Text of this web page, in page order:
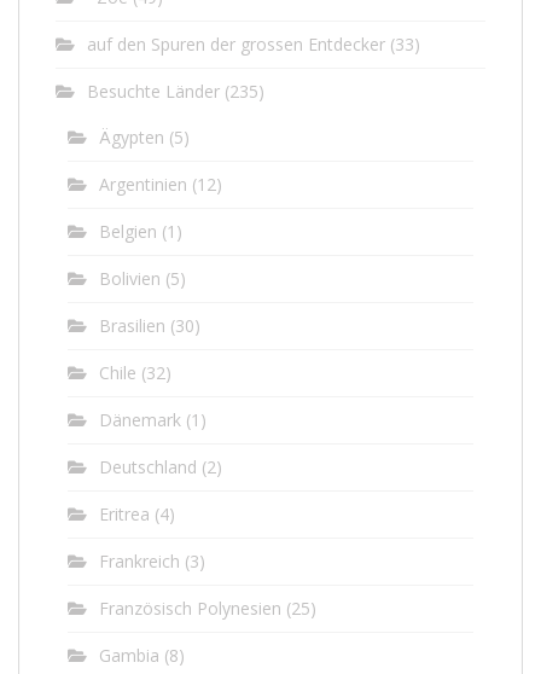
auf den Spuren der grossen Entdecker (33)
Besuchte Länder (235)
Ägypten (5)
Argentinien (12)
Belgien (1)
Bolivien (5)
Brasilien (30)
Chile (32)
Dänemark (1)
Deutschland (2)
Eritrea (4)
Frankreich (3)
Französisch Polynesien (25)
Gambia (8)